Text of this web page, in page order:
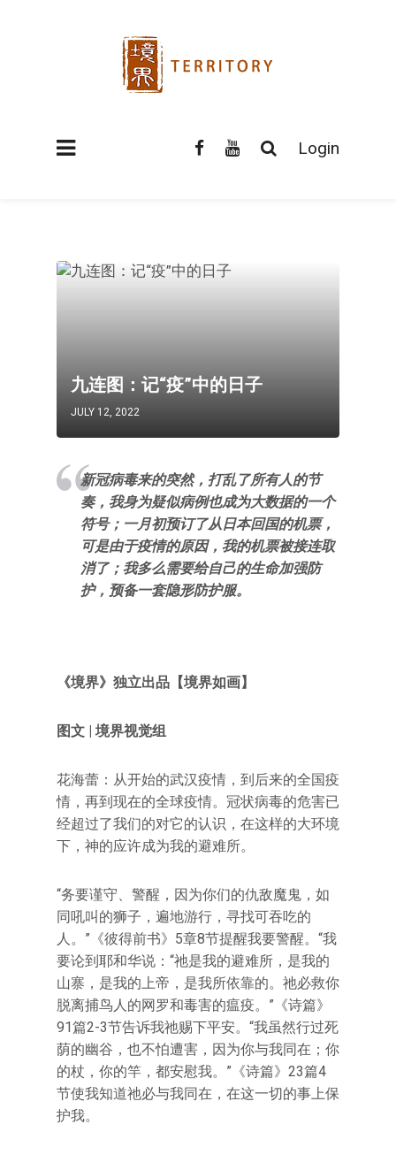
Login
九连图：记“疫”中的日子
JULY 12, 2022
新冠病毒来的突然，打乱了所有人的节
奏，我身为疑似病例也成为大数据的一个
符号；一月初预订了从日本回国的机票，
可是由于疫情的原因，我的机票被接连取
消了；我多么需要给自己的生命加强防
护，预备一套隐形防护服。
《境界》独立出品【境界如画】
图文 | 境界视觉组
花海蕾：从开始的武汉疫情，到后来的全国疫
情，再到现在的全球疫情。冠状病毒的危害已
经超过了我们的对它的认识，在这样的大环境
下，神的应许成为我的避难所。
“务要谨守、警醒，因为你们的仇敌魔鬼，如
同吼叫的狮子，遍地游行，寻找可吞吃的
人。”《彼得前书》5章8节提醒我要警醒。“我
要论到耶和华说：“祂是我的避难所，是我的
山寨，是我的上帝，是我所依靠的。祂必救你
脱离捕鸟人的网罗和毒害的瘟疫。”《诗篇》
91篇2-3节告诉我祂赐下平安。“我虽然行过死
荫的幽谷，也不怕遭害，因为你与我同在；你
的杖，你的竿，都安慰我。”《诗篇》23篇4
节使我知道祂必与我同在，在这一切的事上保
护我。